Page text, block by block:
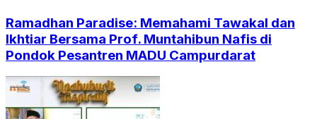
Ramadhan Paradise: Memahami Tawakal dan
Ikhtiar Bersama Prof. Muntahibun Nafis di
Pondok Pesantren MADU Campurdarat